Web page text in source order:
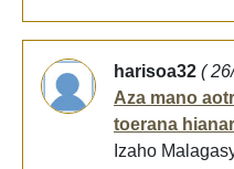
harisoa32 (
Aza mano
toerana
Izaho